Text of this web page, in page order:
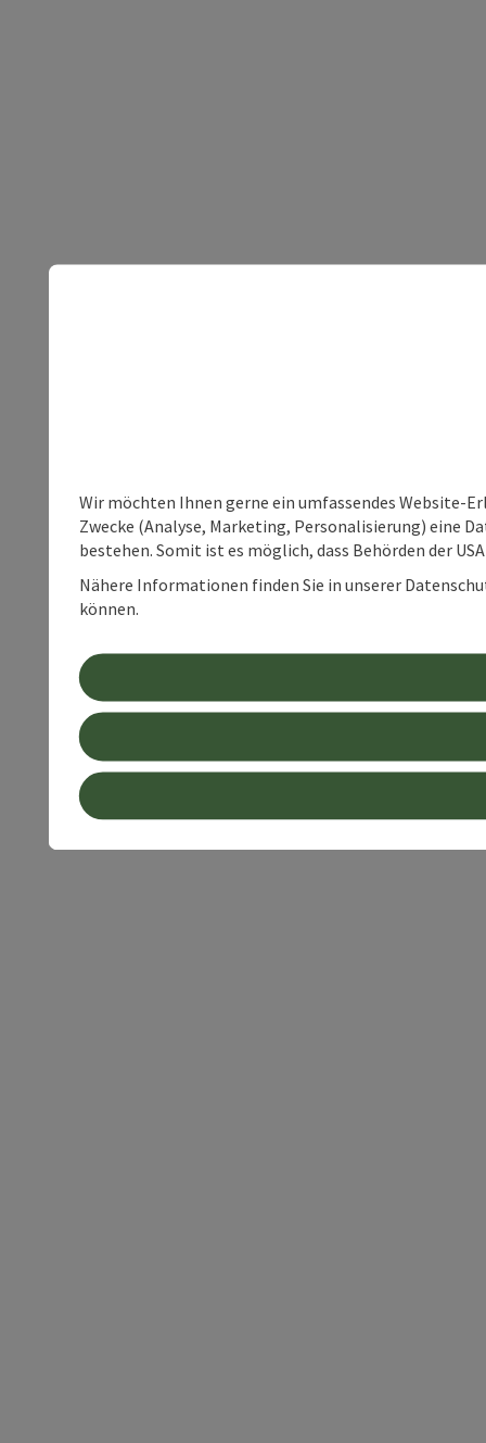
Wir möchten Ihnen gerne ein umfassendes Website-
Zwecke (Analyse, Marketing, Personalisierung) eine
bestehen. Somit ist es möglich, dass Behörden der
Nähere Informationen finden Sie in unserer
können.